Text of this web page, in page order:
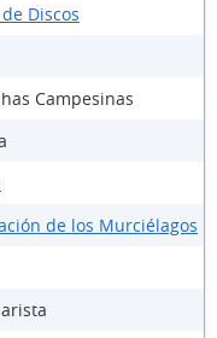
Discos
Campesinas
de los Murciélagos